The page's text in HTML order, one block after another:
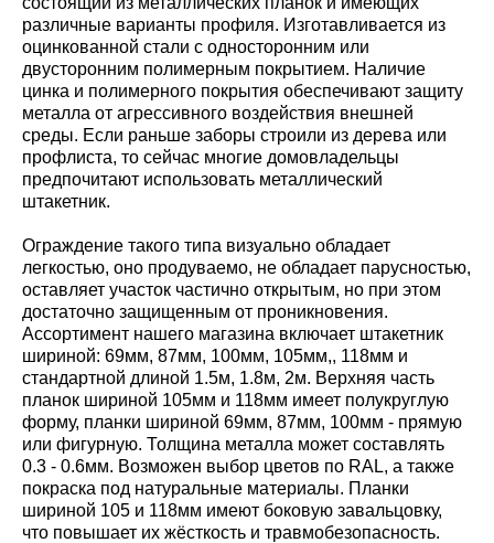
различные варианты профиля. Изготавливается из
оцинкованной стали с односторонним или
двусторонним полимерным покрытием. Наличие
цинка и полимерного покрытия обеспечивают защиту
металла от агрессивного воздействия внешней
среды. Если раньше заборы строили из дерева или
профлиста, то сейчас многие домовладельцы
предпочитают использовать металлический
штакетник.
Ограждение такого типа визуально обладает
легкостью, оно продуваемо, не обладает парусностью,
оставляет участок частично открытым, но при этом
достаточно защищенным от проникновения.
Ассортимент нашего магазина включает штакетник
шириной: 69мм, 87мм, 100мм, 105мм,, 118мм и
стандартной длиной 1.5м, 1.8м, 2м. Верхняя часть
планок шириной 105мм и 118мм имеет полукруглую
форму, планки шириной 69мм, 87мм, 100мм - прямую
или фигурную. Толщина металла может составлять
0.3 - 0.6мм. Возможен выбор цветов по RAL, а также
покраска под натуральные материалы. Планки
шириной 105 и 118мм имеют боковую завальцовку,
что повышает их жёсткость и травмобезопасность.